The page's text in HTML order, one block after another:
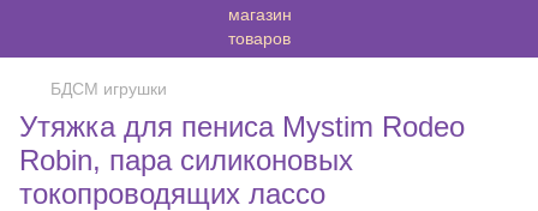
БДСМ игрушки
Утяжка для пениса Mystim Rodeo
Robin, пара силиконовых
токопроводящих лассо